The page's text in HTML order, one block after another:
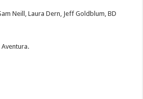
Neill, Laura Dern, Jeff Goldblum, BD